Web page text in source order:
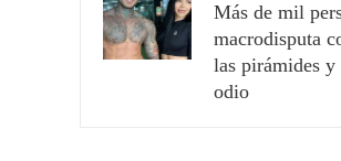
Más de mil
macrodisputa
las pirámides
odio